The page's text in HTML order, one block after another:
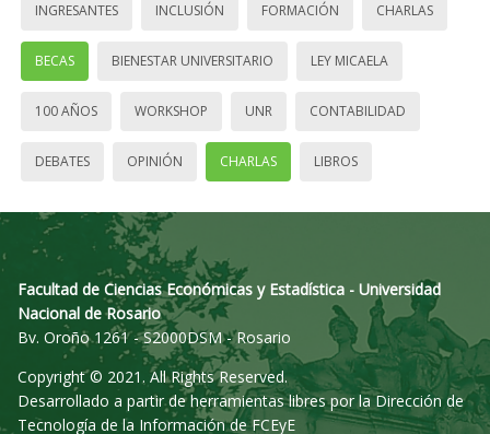
INGRESANTES INCLUSIÓN FORMACIÓN CHARLAS
BECAS BIENESTAR UNIVERSITARIO LEY MICAELA
100 AÑOS WORKSHOP UNR CONTABILIDAD
DEBATES OPINIÓN CHARLAS LIBROS
Facultad de Ciencias Económicas y Estadística - Universidad
Nacional de Rosario
Bv. Oroño 1261 - S2000DSM - Rosario
Copyright © 2021. All Rights Reserved.
Desarrollado a partir de herramientas libres por la Dirección de
Tecnología de la Información de FCEyE